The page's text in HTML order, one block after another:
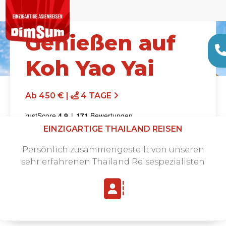
Genießen auf
Koh Yao Yai
Ab 450 € | 4 TAGE
Angebot anfordern
EINZIGARTIGE THAILAND REISEN
Persönlich zusammengestellt von unseren
sehr erfahrenen Thailand Reisespezialisten